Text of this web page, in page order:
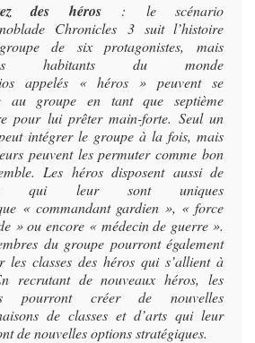
des héros : le scénario
Chronicles 3 suit l’histoire
de six protagonistes, mais
habitants du monde
appelés « héros » peuvent se
au groupe en tant que septième
pour lui prêter main-forte. Seul un
intégrer le groupe à la fois, mais
peuvent les permuter comme bon
Les héros disposent aussi de
qui leur sont uniques
« commandant gardien », « force
» ou encore « médecin de guerre ».
du groupe pourront également
les classes des héros qui s’allient à
recrutant de nouveaux héros, les
pourront créer de nouvelles
de classes et d’arts qui leur
de nouvelles options stratégiques.